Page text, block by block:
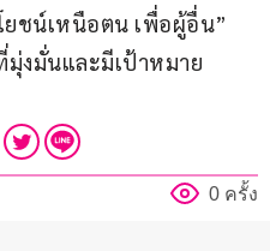
ยชน์เหนือตน เพื่อผู้อื่น”
งมั่นและมีเป้าหมาย
0 ครั้ง